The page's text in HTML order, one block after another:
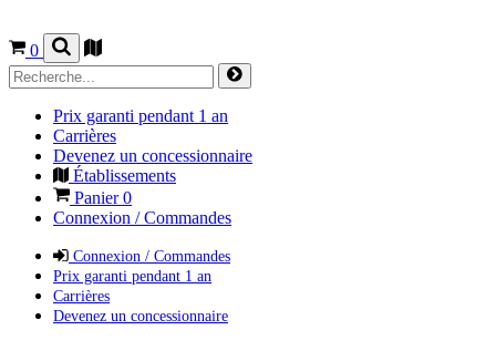
0
Prix garanti pendant 1 an
Carrières
Devenez un concessionnaire
Établissements
Panier0
Connexion / Commandes
Connexion / Commandes
Prix garanti pendant 1 an
Carrières
Devenez un concessionnaire